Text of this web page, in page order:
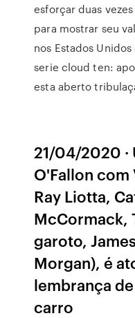
esforçar duas
para mostrar seu
nos Estados Unidos
serie cloud ten:
esta aberto
21/04/2020 ·
O'Fallon com
Ray Liotta,
McCormack,
garoto,
Morgan), é
lembrança
carro